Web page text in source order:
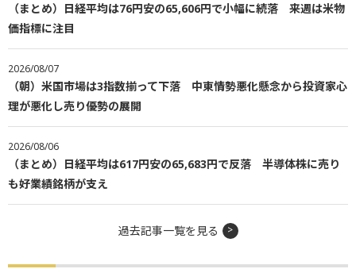
（まとめ）日経平均は76円安の65,606円で小幅に続落 来週は米物
価指標に注目
2026/08/07
（朝）米国市場は3指数揃って下落 中東情勢悪化懸念から投資家心
理が悪化し売り優勢の展開
2026/08/06
（まとめ）日経平均は617円安の65,683円で反落 半導体株に売り
も好業績銘柄が支え
過去記事一覧を見る